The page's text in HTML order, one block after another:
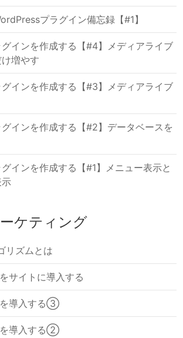
プラグイン備忘録【#1】
インを作成する【#4】メディアライブ
増やす
インを作成する【#3】メディアライブ
インを作成する【#2】データベースを
インを作成する【#1】メニュー表示と
ケティング
リズムとは
サイトに導入する
導入する③
導入する②